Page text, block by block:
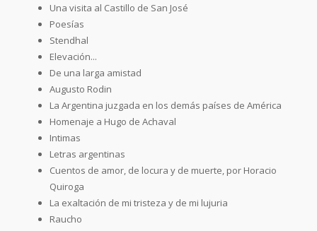
Una visita al Castillo de San José
Poesías
Stendhal
Elevación...
De una larga amistad
Augusto Rodin
La Argentina juzgada en los demás países de América
Homenaje a Hugo de Achaval
Intimas
Letras argentinas
Cuentos de amor, de locura y de muerte, por Horacio
Quiroga
La exaltación de mi tristeza y de mi lujuria
Raucho